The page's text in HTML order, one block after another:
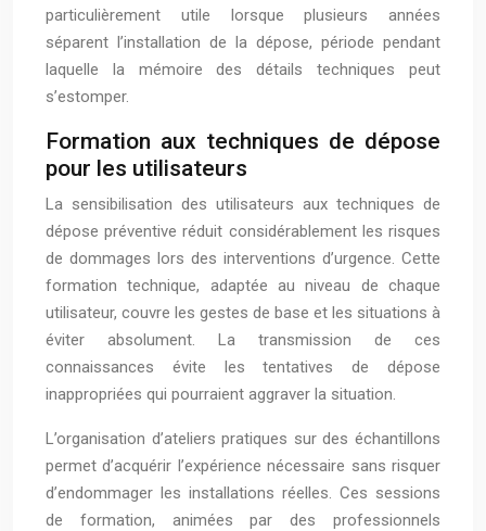
particulièrement utile lorsque plusieurs années
séparent l’installation de la dépose, période pendant
laquelle la mémoire des détails techniques peut
s’estomper.
Formation aux techniques de dépose
pour les utilisateurs
La sensibilisation des utilisateurs aux techniques de
dépose préventive réduit considérablement les risques
de dommages lors des interventions d’urgence. Cette
formation technique, adaptée au niveau de chaque
utilisateur, couvre les gestes de base et les situations à
éviter absolument. La transmission de ces
connaissances évite les tentatives de dépose
inappropriées qui pourraient aggraver la situation.
L’organisation d’ateliers pratiques sur des échantillons
permet d’acquérir l’expérience nécessaire sans risquer
d’endommager les installations réelles. Ces sessions
de formation, animées par des professionnels